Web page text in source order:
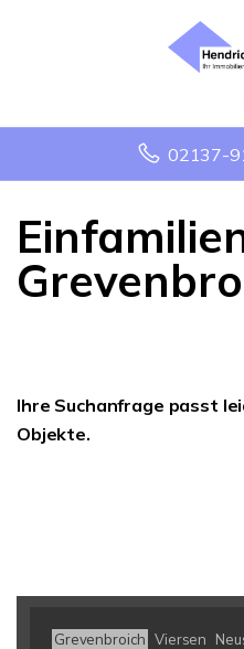
02137-
Ihre Suchanfrage passt
Objekte.
Grevenbroich Viersen